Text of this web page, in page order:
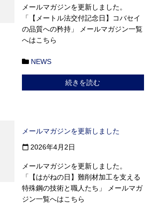
メールマガジンを更新しました。
「【メートル法交付記念日】コバセイ
の品質への矜持」 メールマガジン一覧
へはこちら
NEWS
続きを読む
メールマガジンを更新しました
calendar_today 2026年4月2日
メールマガジンを更新しました。
「【はがねの日】難削材加工を支える
特殊鋼の技術と職人たち」 メールマガ
ジン一覧へはこちら